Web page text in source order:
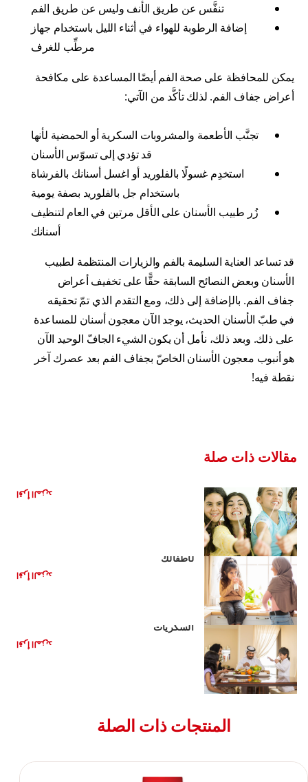
تنفَّس عن طريق الأنف وليس عن طريق الفم
إضافة الرطوبة للهواء في أثناء الليل باستخدام جهاز
مرطِّب للغرف
يمكن للمحافظة على صحة الفم أيضًا المساعدة على مكافحة
أعراض جفاف الفم. لذلك تأكَّد من الآتي:
تجنَّب الأطعمة والمشروبات السكرية أو الحمضية لأنها
قد تؤدي إلى تسوّس الأسنان
استخدِم غسولًا بالفلوريد أو اغسل أسنانك بالفرشاة
باستخدام جل بالفلوريد بصفة يومية
زُر طبيب الأسنان على الأقل مرتين في العام لتنظيف
أسنانك
قد تساعد العناية السليمة بالفم والزيارات المنتظمة لطبيب
الأسنان وبعض النصائح السابقة حقًّا على تخفيف أعراض
جفاف الفم. بالإضافة إلى ذلك، ومع التقدم الذي تمّ تحقيقه
في طبّ الأسنان الحديث، يوجد الآن معجون أسنان للمساعدة
على ذلك. وبعد ذلك، نأمل أن يكون الشيء الجافّ الوحيد الآن
هو أنبوب معجون الأسنان الخاصّ بجفاف الفم بعد عصرك آخر
نقطة فيه!
مقالات ذات صلة
اقرأ المزيد
لأطفالك
اقرأ المزيد
السكريات
اقرأ المزيد
المنتجات ذات الصلة